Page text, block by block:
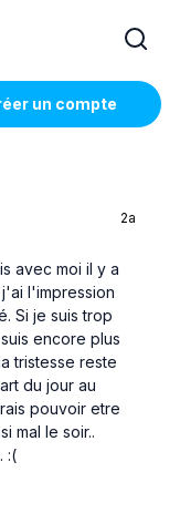
un compte
2a
avec moi il y a
l'impression
Si je suis trop
encore plus
tristesse reste
du jour au
pouvoir etre
mal le soir..
:(